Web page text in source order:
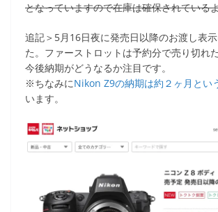
となっていますので在庫は確保されている
追記＞5月16日夜に発売日以降のお渡し表
た。ファーストロットは予約分で売り切れ
今後納期がどうなるか注目です。
※ちなみにNikon Z9の納期は約２ヶ月とい
います。